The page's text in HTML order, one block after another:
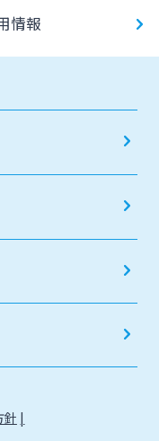
情報
針